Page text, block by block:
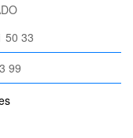
50 33
99